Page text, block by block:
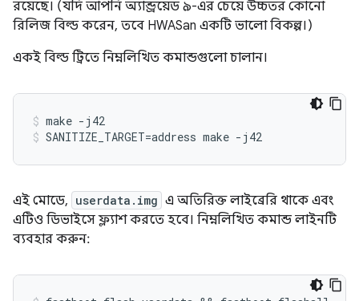
রয়েছে। (যদি আপনি অ্যান্ড্রয়েড ৯-এর চেয়ে উচ্চতর কোনো
রিলিজ বিল্ড করেন, তবে HWASan একটি ভালো বিকল্প।)
একই বিল্ড ট্রিতে নিম্নলিখিত কমান্ডগুলো চালান।
make -j42
SANITIZE_TARGET=address make -j42
এই মোডে, userdata.img এ অতিরিক্ত লাইব্রেরি থাকে এবং
এটিও ডিভাইসে ফ্ল্যাশ করতে হবে। নিম্নলিখিত কমান্ড লাইনটি
ব্যবহার করুন: